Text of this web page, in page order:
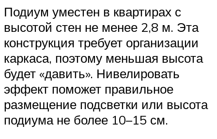
Подиум уместен в квартирах с
высотой стен не менее 2,8 м. Эта
конструкция требует организации
каркаса, поэтому меньшая высота
будет «давить». Нивелировать
эффект поможет правильное
размещение подсветки или высота
подиума не более 10–15 см.